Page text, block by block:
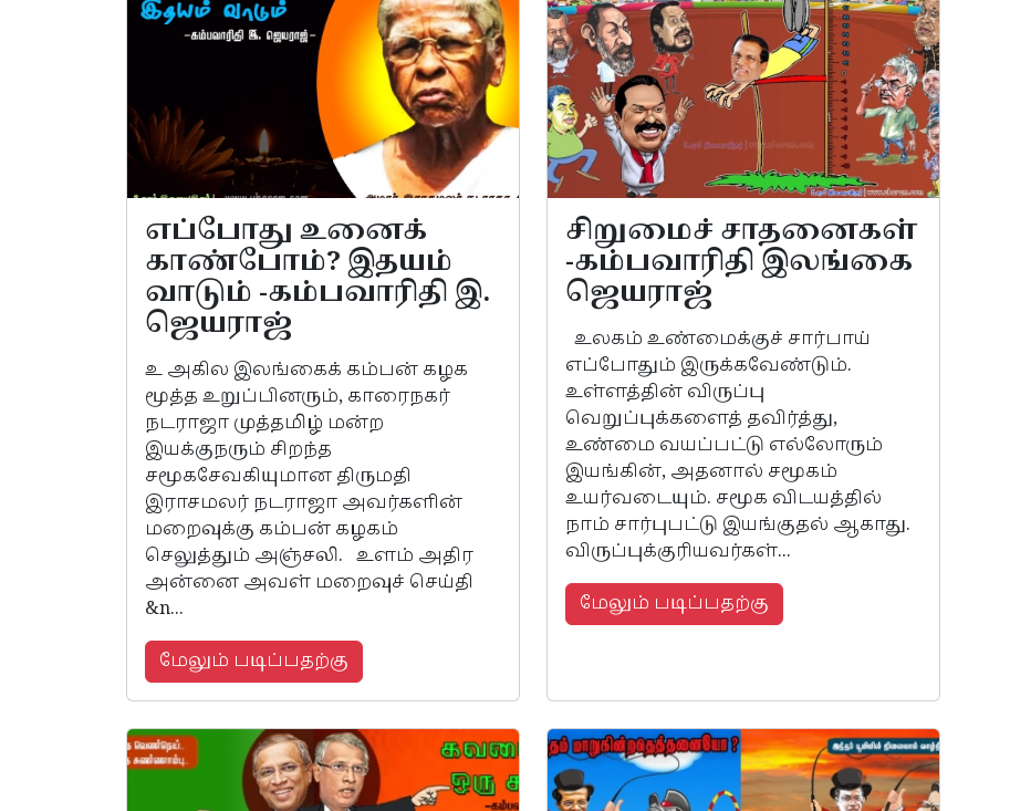
எப்போது உனைக்
காண்போம்? இதயம்
வாடும் -கம்பவாரிதி இ.
ஜெயராஜ்
உ அகில இலங்கைக் கம்பன் கழக
மூத்த உறுப்பினரும், காரைநகர்
நடராஜா முத்தமிழ் மன்ற
இயக்குநரும் சிறந்த
சமூகசேவகியுமான திருமதி
இராசமலர் நடராஜா அவர்களின்
மறைவுக்கு கம்பன் கழகம்
செலுத்தும் அஞ்சலி. உளம் அதிர
அன்னை அவள் மறைவுச் செய்தி
&n...
மேலும் படிப்பதற்கு
சிறுமைச் சாதனைகள்
-கம்பவாரிதி இலங்கை
ஜெயராஜ்
உலகம் உண்மைக்குச் சார்பாய்
எப்போதும் இருக்கவேண்டும்.
உள்ளத்தின் விருப்பு
வெறுப்புக்களைத் தவிர்த்து,
உண்மை வயப்பட்டு எல்லோரும்
இயங்கின், அதனால் சமூகம்
உயர்வடையும். சமூக விடயத்தில்
நாம் சார்புபட்டு இயங்குதல் ஆகாது.
விருப்புக்குரியவர்கள்...
மேலும் படிப்பதற்கு